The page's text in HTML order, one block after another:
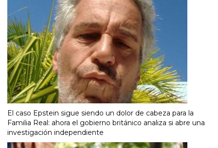
El caso Epstein sigue siendo un dolor de cabeza para la
Familia Real: ahora el gobierno británico analiza si abre una
investigación independiente